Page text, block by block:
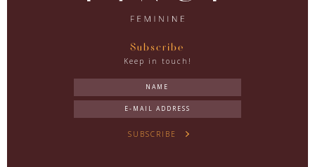
Subscribe
Keep in touch!
SUBSCRIBE